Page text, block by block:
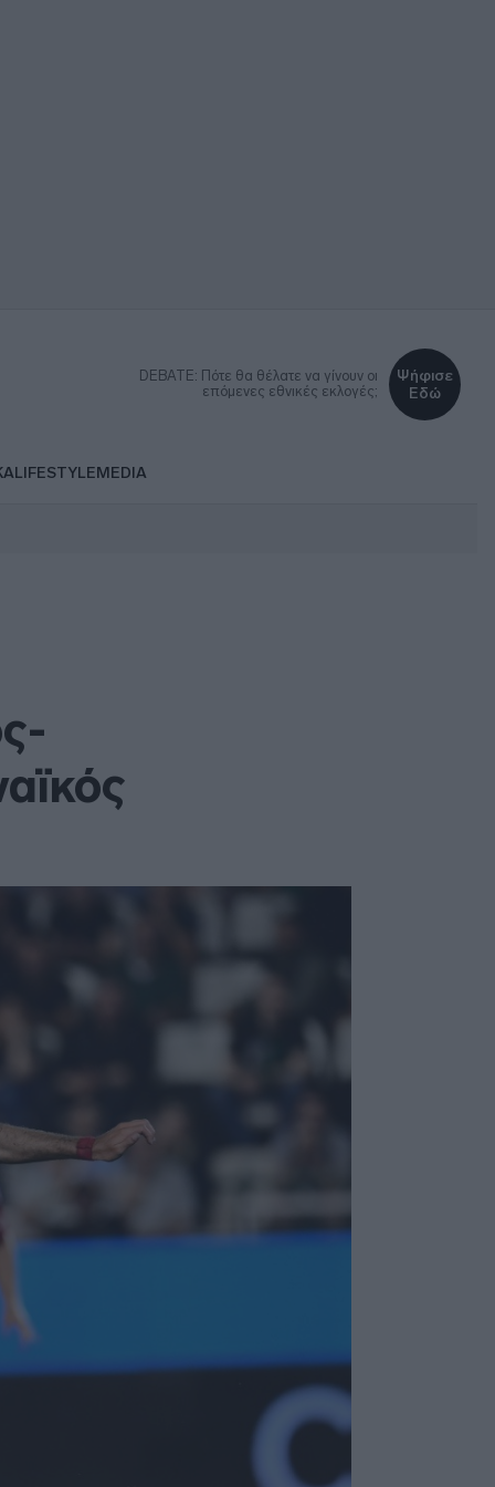
DEBATE: Πότε θα θέλατε να γίνουν οι
επόμενες εθνικές εκλογές;
Ψήφισε
Εδώ
LIFESTYLEMEDIA